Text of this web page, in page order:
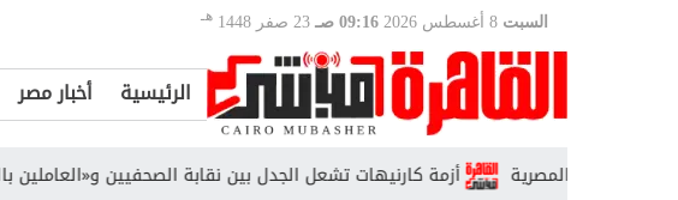
السبت 09:16 صـ 23 صفر 1448 هـ
الرئيسية أخبار مصر
أزمة كارنيهات تشعل الجدل بين نقابة الصحفيين و«العاملين بالصحافة»